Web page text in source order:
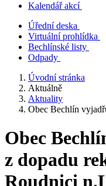
Kalendář akcí
Úřední deska
Virtuální prohlídka
Bechlínské listy
Odpady
Úvodní stránka
Aktuálně
Aktuality
Obec Bechlín
Obec
z dopadu
Roudnici